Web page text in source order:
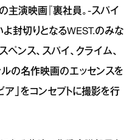
演映画『裏社員。-スパイ
封切りとなるWEST.のみな
ンス、スパイ、クライム、
ルの名作映画のエッセンスを
ア」をコンセプトに撮影を行